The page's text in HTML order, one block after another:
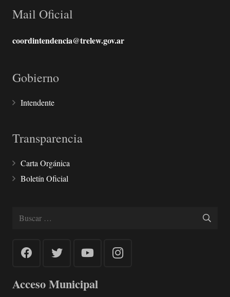
Mail Oficial
coordintendencia@trelew.gov.ar
Gobierno
Intendente
Transparencia
Carta Orgánica
Boletín Oficial
Buscar:
Acceso Municipal